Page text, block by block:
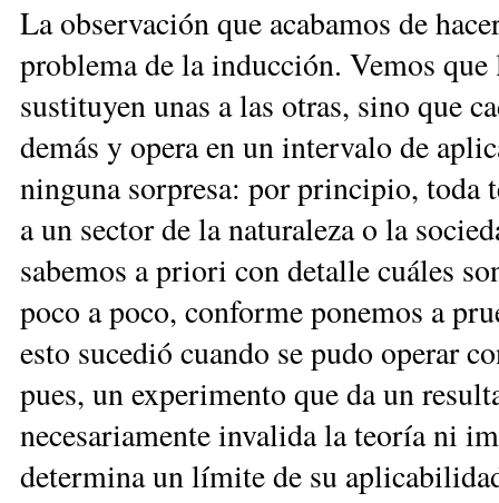
La observación que acabamos de
problema de la inducción. Vemos que
sustituyen unas a las otras, sino que
demás y opera en un intervalo de
ninguna sorpresa: por principio,
a un sector de la naturaleza o la
sabemos a priori con detalle cuáles
poco a poco, conforme ponemos a
esto sucedió cuando se pudo operar
pues, un experimento que da un
necesariamente invalida la teoría ni
determina un límite de su